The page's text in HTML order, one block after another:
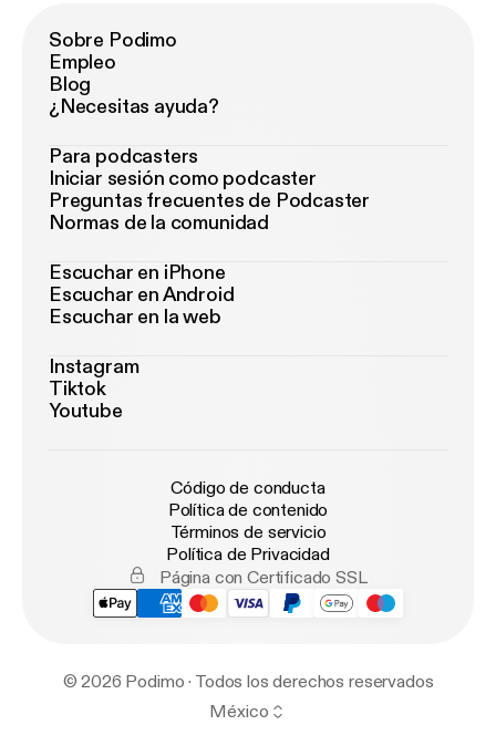
Sobre Podimo
Empleo
Blog
¿Necesitas ayuda?
Para podcasters
Iniciar sesión como podcaster
Preguntas frecuentes de Podcaster
Normas de la comunidad
Escuchar en iPhone
Escuchar en Android
Escuchar en la web
Instagram
Tiktok
Youtube
Código de conducta
Política de contenido
Términos de servicio
Política de Privacidad
Página con Certificado SSL
© 2026 Podimo · Todos los derechos reservados
México